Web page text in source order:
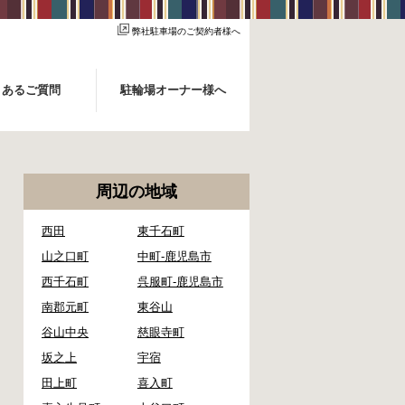
弊社駐車場のご契約者様へ
るご質問 駐輪場オーナー様へ
周辺の地域
西田
東千石町
山之口町
中町-鹿児島市
西千石町
呉服町-鹿児島市
南郡元町
東谷山
谷山中央
慈眼寺町
坂之上
宇宿
田上町
喜入町